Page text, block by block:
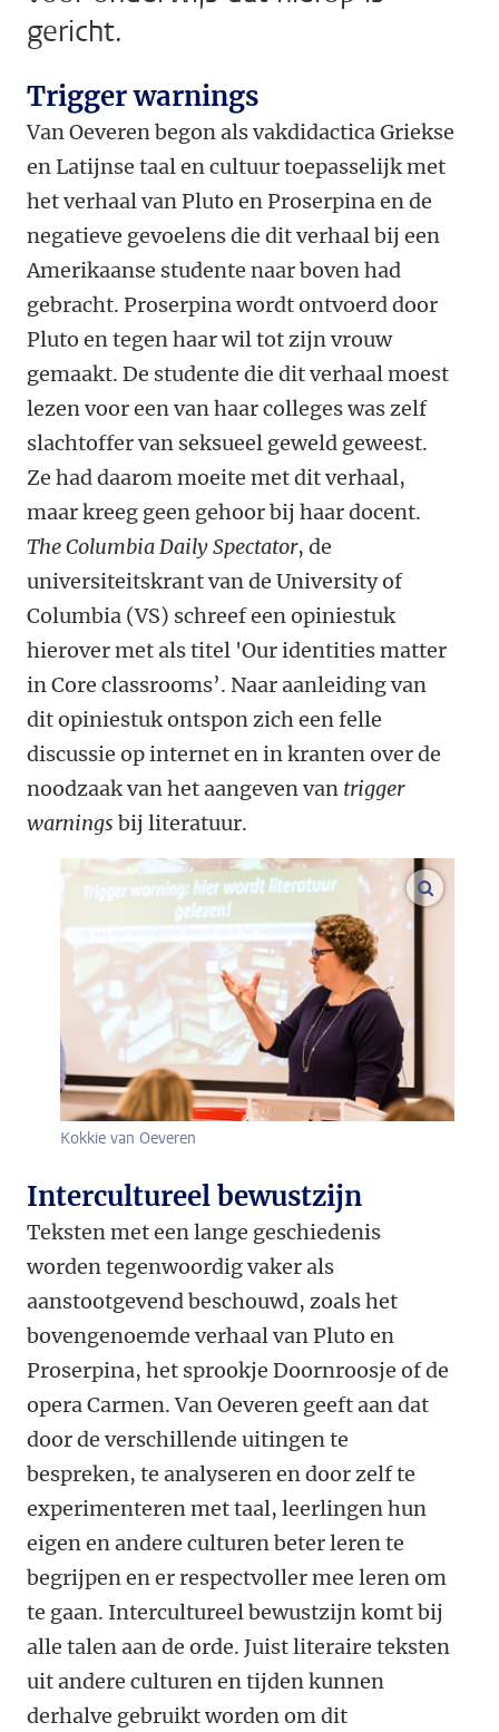
gericht.
Trigger warnings
Van Oeveren begon als vakdidactica Griekse
en Latijnse taal en cultuur toepasselijk met
het verhaal van Pluto en Proserpina en de
negatieve gevoelens die dit verhaal bij een
Amerikaanse studente naar boven had
gebracht. Proserpina wordt ontvoerd door
Pluto en tegen haar wil tot zijn vrouw
gemaakt. De studente die dit verhaal moest
lezen voor een van haar colleges was zelf
slachtoffer van seksueel geweld geweest.
Ze had daarom moeite met dit verhaal,
maar kreeg geen gehoor bij haar docent.
The Columbia Daily Spectator, de
universiteitskrant van de University of
Columbia (VS) schreef een opiniestuk
hierover met als titel 'Our identities matter
in Core classrooms’. Naar aanleiding van
dit opiniestuk ontspon zich een felle
discussie op internet en in kranten over de
noodzaak van het aangeven van trigger
warnings bij literatuur.
Kokkie van Oeveren
Intercultureel bewustzijn
Teksten met een lange geschiedenis
worden tegenwoordig vaker als
aanstootgevend beschouwd, zoals het
bovengenoemde verhaal van Pluto en
Proserpina, het sprookje Doornroosje of de
opera Carmen. Van Oeveren geeft aan dat
door de verschillende uitingen te
bespreken, te analyseren en door zelf te
experimenteren met taal, leerlingen hun
eigen en andere culturen beter leren te
begrijpen en er respectvoller mee leren om
te gaan. Intercultureel bewustzijn komt bij
alle talen aan de orde. Juist literaire teksten
uit andere culturen en tijden kunnen
derhalve gebruikt worden om dit